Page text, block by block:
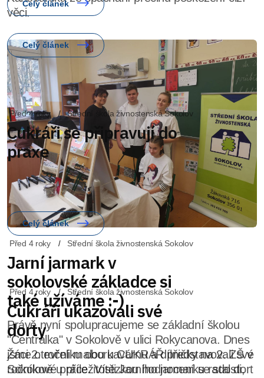
Celý článek
Před 4 roky Střední škola živnostenská Sokolov
Jarní jarmark v
sokolovské základce si
také užíváme :-)
Právě nyní spolupracujeme se základní školou
"Centrálka" v Sokolově v ulici Rokycanova. Dnes
jsme otevřeli malou kavárnu a dílničky na 2. ZŠ v
Sokolově u příležitosti Jarního jarmarku radosti,